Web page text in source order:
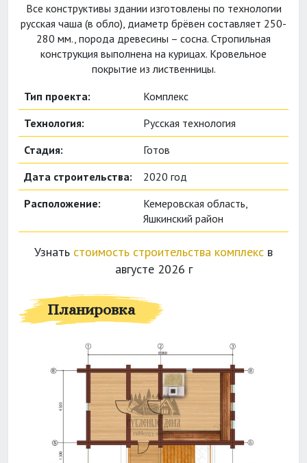
Все конструктивы здании изготовлены по технологии
русская чаша (в обло), диаметр брёвен составляет 250-
280 мм., порода древесины – сосна. Стропильная
конструкция выполнена на курицах. Кровельное
покрытие из лиственницы.
Тип проекта:
Комплекс
Технология:
Русская технология
Стадия:
Готов
Дата строительства:
2020 год
Расположение:
Кемеровская область,
Яшкинский район
Узнать стоимость строительства комплекс в
августе 2026 г
Планировка